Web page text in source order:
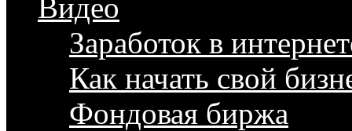
Видео
Заработок в
Как начать свой
Фондовая биржа